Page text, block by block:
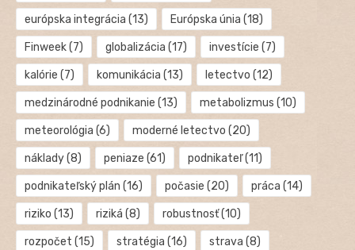
európska integrácia (13) Európska únia (18)
Finweek(7) globalizácia (17) investície (7)
kalórie (7) komunikácia (13) letectvo (12)
medzinárodné podnikanie (13) metabolizmus (10)
meteorológia (6) moderné letectvo (20)
náklady(8) peniaze (61) podnikateľ(11)
podnikateľský plán (16) počasie (20) práca (14)
riziko (13) riziká (8) robustnosť(10)
rozpočet (15) stratégia (16) strava (8)